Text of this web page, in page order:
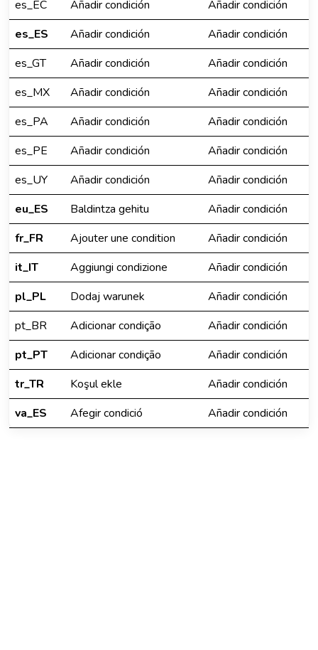
es_EC
Añadir condición
Añadir condición
es_ES
Añadir condición
Añadir condición
es_GT
Añadir condición
Añadir condición
es_MX
Añadir condición
Añadir condición
es_PA
Añadir condición
Añadir condición
es_PE
Añadir condición
Añadir condición
es_UY
Añadir condición
Añadir condición
eu_ES
Baldintza gehitu
Añadir condición
fr_FR
Ajouter une condition
Añadir condición
it_IT
Aggiungi condizione
Añadir condición
pl_PL
Dodaj warunek
Añadir condición
pt_BR
Adicionar condição
Añadir condición
pt_PT
Adicionar condição
Añadir condición
tr_TR
Koşul ekle
Añadir condición
va_ES
Afegir condició Añadir condición